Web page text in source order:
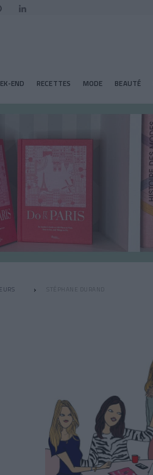
END RECETTES MODE BEAUTÉ
STÉPHANE DURAND